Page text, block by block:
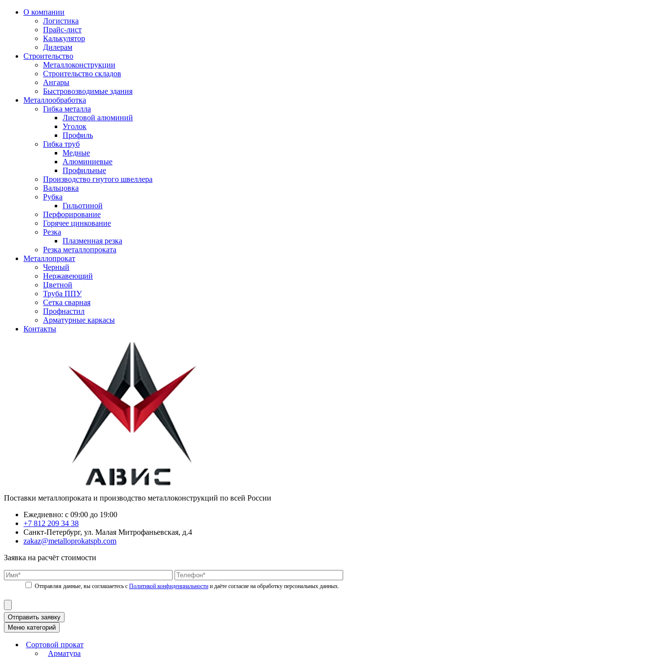
О компании
Логистика
Прайс-лист
Калькулятор
Дилерам
Строительство
Металлоконструкции
Строительство складов
Ангары
Быстровозводимые здания
Металлообработка
Гибка металла
Листовой алюминий
Уголок
Профиль
Гибка труб
Медные
Алюминиевые
Профильные
Производство гнутого швеллера
Вальцовка
Рубка
Гильотиной
Перфорирование
Горячее цинкование
Резка
Плазменная резка
Резка металлопроката
Металлопрокат
Черный
Нержавеющий
Цветной
Труба ППУ
Сетка сварная
Профнастил
Арматурные каркасы
Контакты
Поставки металлопроката и производство металлоконструкций по всей России
Ежедневно: с 09:00 до 19:00
+7 812 209 34 38
Санкт-Петербург, ул. Малая Митрофаньевская, д.4
zakaz@metalloprokatspb.com
Заявка на расчёт стоимости
Политикой конфиденциальности
Отправить заявку
Меню категорий
Сортовой прокат
Арматура